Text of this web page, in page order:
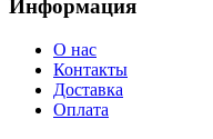
Информация
О нас
Контакты
Доставка
Оплата